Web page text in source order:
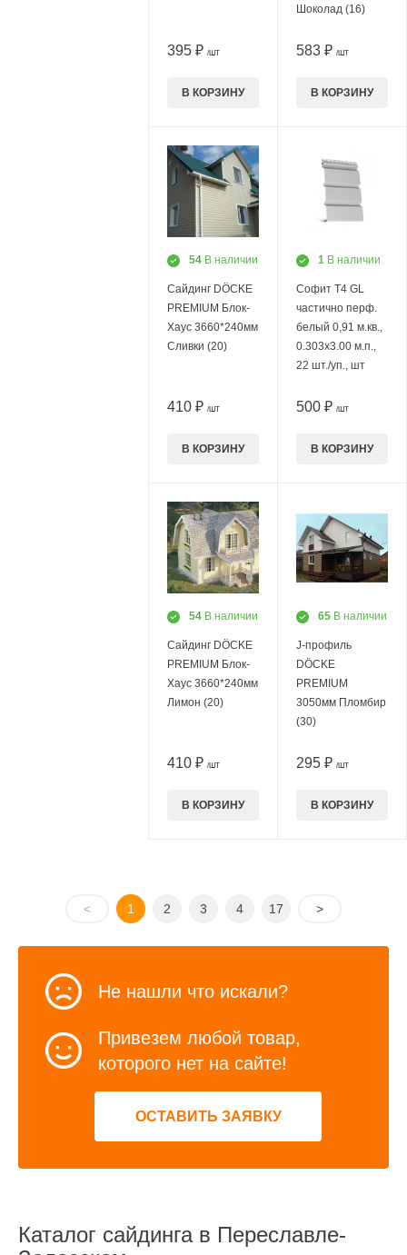
395 ₽ /ШТ
В КОРЗИНУ
Шоколад (16)
583 ₽ /ШТ
В КОРЗИНУ
54 В наличии
Сайдинг DÖCKE
PREMIUM Блок-
Хаус 3660*240мм
Сливки (20)
410 ₽ /ШТ
В КОРЗИНУ
1 В наличии
Софит Т4 GL
частично перф.
белый 0,91 м.кв.,
0.303х3.00 м.п.,
22 шт./уп., шт
500 ₽ /ШТ
В КОРЗИНУ
54 В наличии
Сайдинг DÖCKE
PREMIUM Блок-
Хаус 3660*240мм
Лимон (20)
410 ₽ /ШТ
В КОРЗИНУ
65 В наличии
J-профиль
DÖCKE
PREMIUM
3050мм Пломбир
(30)
295 ₽ /ШТ
В КОРЗИНУ
< 1 2 3 4 17 >
Не нашли что искали?
Привезем любой товар,
которого нет на сайте!
ОСТАВИТЬ ЗАЯВКУ
Каталог сайдинга в Переславле-